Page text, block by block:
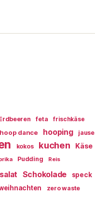
feta frischkäse
hoop dance hooping jause
kokos kuchen Käse
Pudding Reis
salat Schokolade speck
zero waste